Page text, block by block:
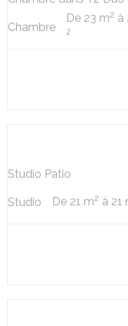
Chambre
De 23 m2 à
2
Studio Patio
Studio De 21 m2 à 21